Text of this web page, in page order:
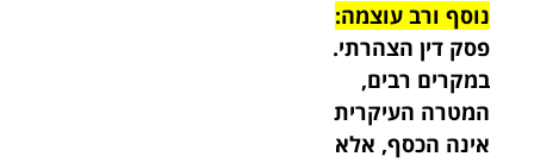
נוסף ורב עוצמה:
פסק דין הצהרתי.
במקרים רבים,
המטרה העיקרית
אינה הכסף, אלא